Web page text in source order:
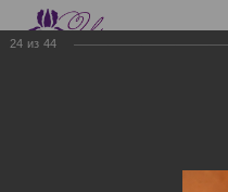
24 из 44